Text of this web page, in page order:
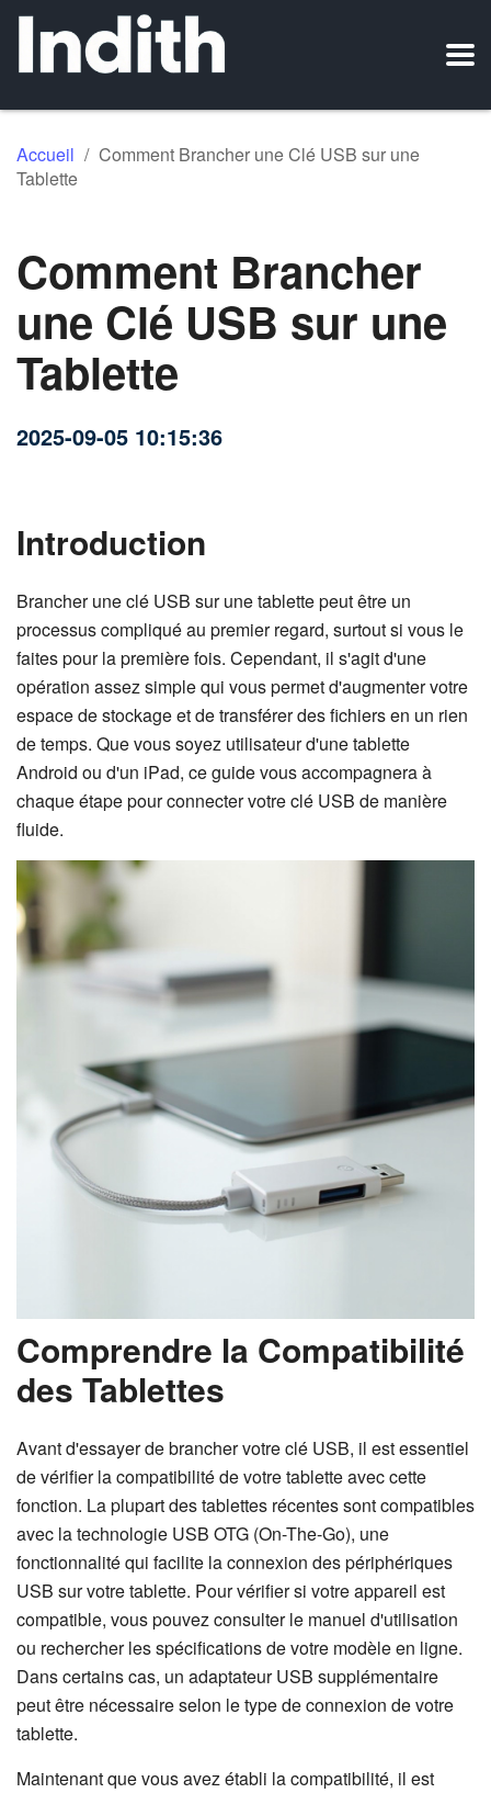
Accueil / Comment Brancher une Clé USB sur une
Tablette
Comment Brancher
une Clé USB sur une
Tablette
2025-09-05 10:15:36
Introduction
Brancher une clé USB sur une tablette peut être un
processus compliqué au premier regard, surtout si vous le
faites pour la première fois. Cependant, il s'agit d'une
opération assez simple qui vous permet d'augmenter votre
espace de stockage et de transférer des fichiers en un rien
de temps. Que vous soyez utilisateur d'une tablette
Android ou d'un iPad, ce guide vous accompagnera à
chaque étape pour connecter votre clé USB de manière
fluide.
Comprendre la Compatibilité
des Tablettes
Avant d'essayer de brancher votre clé USB, il est essentiel
de vérifier la compatibilité de votre tablette avec cette
fonction. La plupart des tablettes récentes sont compatibles
avec la technologie USB OTG (On-The-Go), une
fonctionnalité qui facilite la connexion des périphériques
USB sur votre tablette. Pour vérifier si votre appareil est
compatible, vous pouvez consulter le manuel d'utilisation
ou rechercher les spécifications de votre modèle en ligne.
Dans certains cas, un adaptateur USB supplémentaire
peut être nécessaire selon le type de connexion de votre
tablette.
Maintenant que vous avez établi la compatibilité, il est